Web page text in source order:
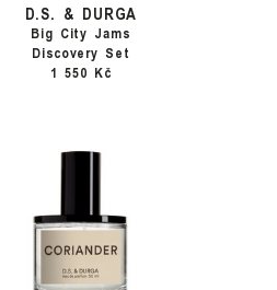
D.S. & DURGA
Big City Jams
Discovery Set
1 550 Kč